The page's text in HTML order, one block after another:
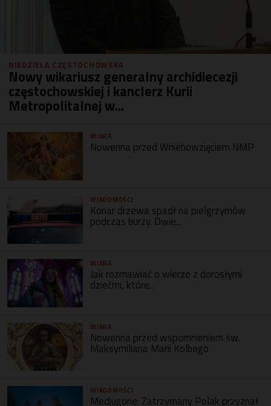
NIEDZIELA CZĘSTOCHOWSKA
Nowy wikariusz generalny archidiecezji
częstochowskiej i kanclerz Kurii
Metropolitalnej w...
WIARA
Nowenna przed Wniebowzięciem NMP
WIADOMOŚCI
Konar drzewa spadł na pielgrzymów
podczas burzy. Dwie...
WIARA
Jak rozmawiać o wierze z dorosłymi
dziećmi, które...
WIARA
Nowenna przed wspomnieniem św.
Maksymiliana Marii Kolbego
WIADOMOŚCI
Medjugorie: Zatrzymany Polak przyznał